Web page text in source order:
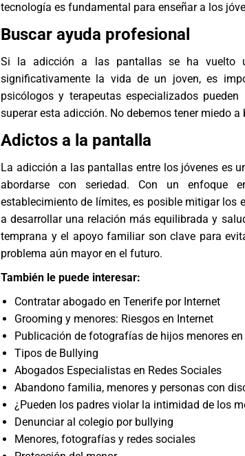
tecnología es fundamental para enseñar a los
Buscar ayuda profesional
Si la adicción a las pantallas se ha vuelto
significativamente la vida de un joven, es
psicólogos y terapeutas especializados
superar esta adicción. No debemos tener miedo
Adictos a la pantalla
La adicción a las pantallas entre los jóvenes es
abordarse con seriedad. Con un enfoque
establecimiento de límites, es posible mitigar los
a desarrollar una relación más equilibrada y
temprana y el apoyo familiar son clave para
problema aún mayor en el futuro.
También le puede interesar:
Contratar abogado en Tenerife por Internet
Grooming y menores: Riesgos en Internet
Publicación de fotografías de hijos menores
Tipos de Bullying
Abogados Especialistas en Redes Sociales
Abandono familia, menores y personas con
¿Pueden los padres violar la intimidad de los
Denunciar al colegio por bullying
Menores, fotografías y redes sociales